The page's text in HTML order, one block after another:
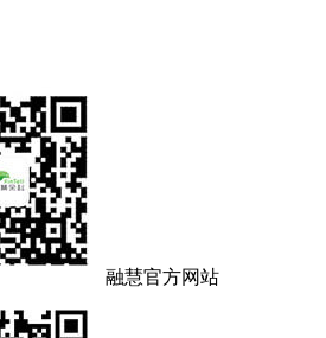
融慧官方网站